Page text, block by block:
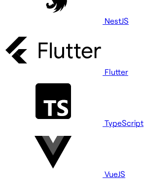
NestJS
Flutter
TypeScript
VueJS